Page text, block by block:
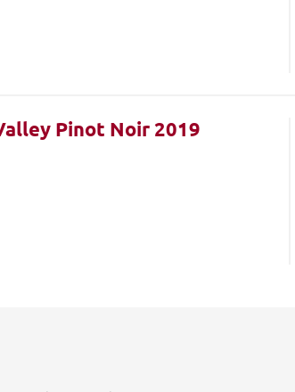
Pinot Noir 2019